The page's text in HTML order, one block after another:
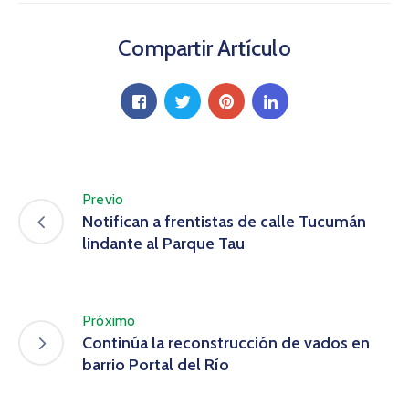
Compartir Artículo
Previo
Notifican a frentistas de calle Tucumán
lindante al Parque Tau
Próximo
Continúa la reconstrucción de vados en
barrio Portal del Río